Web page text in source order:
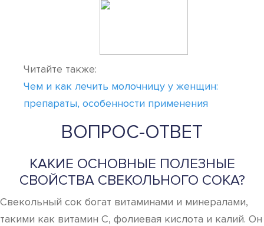
Читайте также:
Чем и как лечить молочницу у женщин:
препараты, особенности применения
ВОПРОС-ОТВЕТ
КАКИЕ ОСНОВНЫЕ ПОЛЕЗНЫЕ
СВОЙСТВА СВЕКОЛЬНОГО СОКА?
Свекольный сок богат витаминами и минералами,
такими как витамин C, фолиевая кислота и калий. Он